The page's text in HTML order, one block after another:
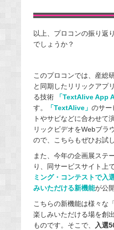
以上、プロコンの振り返
でしょうか？
このプロコンでは、産総
と同期したリリックアプ
る技術「TextAlive App
す。
「TextAlive」 のサー
トやサビなどに合わせて
リックビデオをWebブラ
ので、こちらもぜひお試
また、今年の企画展ステ
り、同サービスサイト上で
ミング・コンテストで入
みいただける新機能が公
こちらの新機能は様々な
楽しみいただける場を創
ものです。そこで、 入選